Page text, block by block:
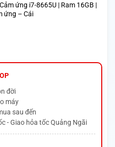
ứng i7-8665U | Ram 16GB |
ứng – Cái
đời
máy
sau đến
- Giao hỏa tốc Quảng Ngãi